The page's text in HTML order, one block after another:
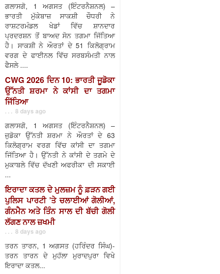
ਗਲਾਸਗੋ, 1 ਅਗਸਤ (ਇੰਟਰਨੈਸ਼ਨਲ) –
ਭਾਰਤੀ ਮੁੱਕੇਬਾਜ਼ ਸਾਕਸ਼ੀ ਚੌਧਰੀ ਨੇ
ਰਾਸ਼ਟਰਮੰਡਲ ਖੇਡਾਂ ਵਿੱਚ ਸ਼ਾਨਦਾਰ
ਪ੍ਰਦਰਸ਼ਨ ਤੋਂ ਬਾਅਦ ਸੋਨ ਤਗਮਾ ਜਿੱਤਿਆ
ਹੈ। ਸਾਕਸ਼ੀ ਨੇ ਔਰਤਾਂ ਦੇ 51 ਕਿਲੋਗ੍ਰਾਮ
ਵਰਗ ਦੇ ਫਾਈਨਲ ਵਿੱਚ ਸਰਬਸੰਮਤੀ ਨਾਲ
ਫੈਸਲੇ ....
CWG 2026 ਦਿਨ 10: ਭਾਰਤੀ ਜੂਡੋਕਾ
ਉੱਨਤੀ ਸ਼ਰਮਾ ਨੇ ਕਾਂਸੀ ਦਾ ਤਗਮਾ
ਜਿੱਤਿਆ
. . . 8 days ago
ਗਲਾਸਗੋ, 1 ਅਗਸਤ (ਇੰਟਰਨੈਸ਼ਨਲ) –
ਜੁਡੋਕਾ ਉੱਨਤੀ ਸ਼ਰਮਾ ਨੇ ਔਰਤਾਂ ਦੇ 63
ਕਿਲੋਗ੍ਰਾਮ ਵਰਗ ਵਿੱਚ ਕਾਂਸੀ ਦਾ ਤਗਮਾ
ਜਿੱਤਿਆ ਹੈ। ਉੱਨਤੀ ਨੇ ਕਾਂਸੀ ਦੇ ਤਗਮੇ ਦੇ
ਮੁਕਾਬਲੇ ਵਿੱਚ ਦੱਖਣੀ ਅਫਰੀਕਾ ਦੀ ਸਕਾਈ
...
ਇਰਾਦਾ ਕਤਲ ਦੇ ਮੁਲਜ਼ਮ ਨੂੰ ਫ਼ੜਨ ਗਈ
ਪੁਲਿਸ ਪਾਰਟੀ ’ਤੇ ਚਲਾਈਆਂ ਗੋਲੀਆਂ,
ਗੰਨਮੈਨ ਅਤੇ ਤਿੰਨ ਸਾਲ ਦੀ ਬੱਚੀ ਗੋਲੀ
ਲੱਗਣ ਨਾਲ ਜ਼ਖਮੀ
. . . 8 days ago
ਤਰਨ ਤਾਰਨ, 1 ਅਗਸਤ (ਹਰਿੰਦਰ ਸਿੰਘ)-
ਤਰਨ ਤਾਰਨ ਦੇ ਮੁਹੱਲਾ ਮੁਰਾਦਪੁਰਾ ਵਿਖੇ
ਇਰਾਦਾ ਕਤਲ...